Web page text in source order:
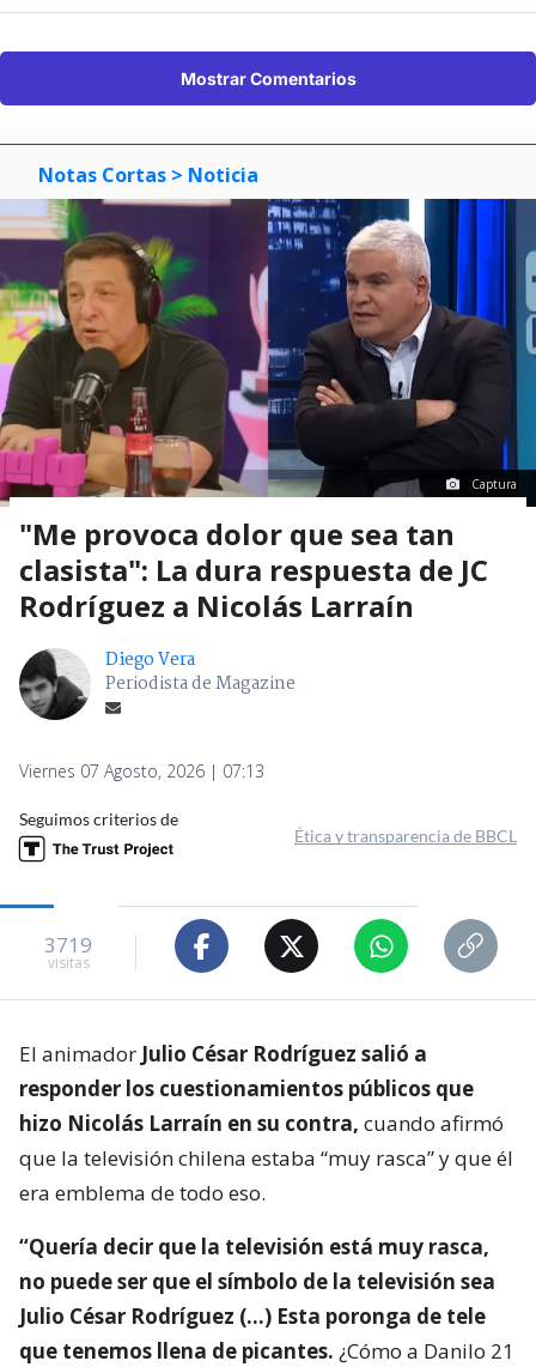
Mostrar Comentarios
Notas Cortas > Noticia
Captura
"Me provoca dolor que sea tan
clasista": La dura respuesta de JC
Rodríguez a Nicolás Larraín
Diego Vera
Periodista de Magazine
Viernes 07 Agosto, 2026 | 07:13
Seguimos criterios de
Ética y transparencia de BBCL
3719
visitas
El animador Julio César Rodríguez salió a
responder los cuestionamientos públicos que
hizo Nicolás Larraín en su contra, cuando afirmó
que la televisión chilena estaba “muy rasca” y que él
era emblema de todo eso.
“Quería decir que la televisión está muy rasca,
no puede ser que el símbolo de la televisión sea
Julio César Rodríguez (…) Esta poronga de tele
que tenemos llena de picantes. ¿Cómo a Danilo 21